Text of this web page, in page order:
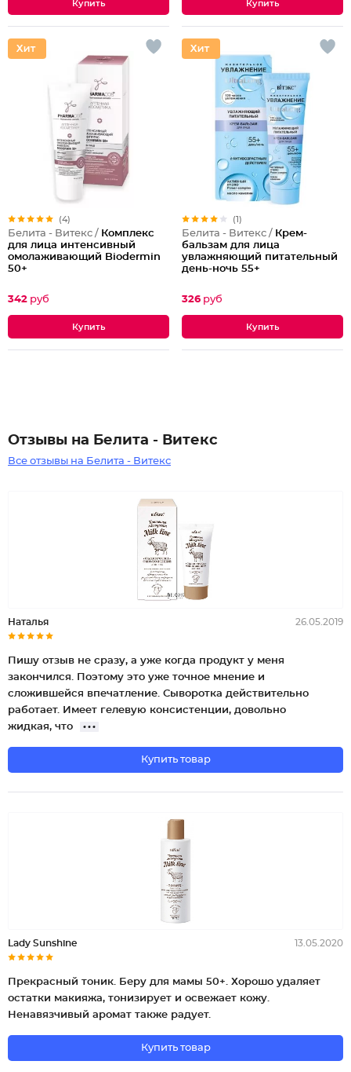
(4)
Белита - Витекс / Комплекс
для лица интенсивный
омолаживающий Biodermin
50+
342 руб
(1)
Белита - Витекс / Крем-
бальзам для лица
увлажняющий питательный
день-ночь 55+
326 руб
Отзывы на Белита - Витекс
Все отзывы на Белита - Витекс
Наталья 26.05.2019
Пишу отзыв не сразу, а уже когда продукт у меня
закончился. Поэтому это уже точное мнение и
сложившейся впечатление. Сыворотка действительно
работает. Имеет гелевую консистенции, довольно
жидкая, что
Купить товар
Lady Sunshine 13.05.2020
Прекрасный тоник. Беру для мамы 50+. Хорошо удаляет
остатки макияжа, тонизирует и освежает кожу.
Ненавязчивый аромат также радует.
Купить товар